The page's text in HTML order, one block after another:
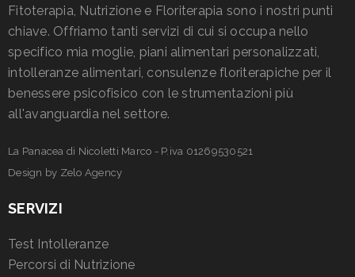
Fitoterapia, Nutrizione e Floriterapia sono i nostri punti
chiave. Offriamo tanti servizi di cui si occupa nello
specifico mia moglie, piani alimentari personalizzati,
intolleranze alimentari, consulenze floriterapiche per il
benessere psicofisico con le strumentazioni più
all'avanguardia nel settore.
La Panacea di Nicoletti Marco - P.iva 01269530521
Design by Zelo Agency
SERVIZI
Test Intolleranze
Percorsi di Nutrizione